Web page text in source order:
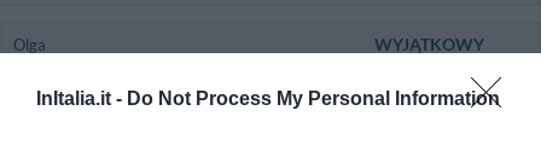
InItalia.it - Do Not Process My Personal Information
Olga
Październik 2012
WYJĄTKOWY